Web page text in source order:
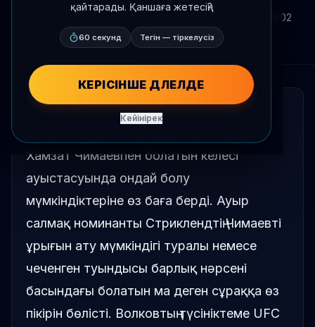
, 19:02
AgentMMA.com
ҚЫСҚАША
Хамзат Чимаевпен болатын келесі
ауыстасуында ондай болу
мүмкіндіктеріне өз баға берді. Ауыр
салмақ номинанты Стриклендтің Чимаевті
ұрығын ату мүмкіндігі туралы немесе
чеченген туындысы барлық нәрсені
басындағы болатын ма деген сұраққа өз
пікірін бөлісті. Волковтың түсініктеме UFC
қайтарады. Қаншаға жетесің?
60 секунд Тегін — тіркелусіз
КЕРІСІНШЕ ДӘЛЕЛДЕ
Кейінірек